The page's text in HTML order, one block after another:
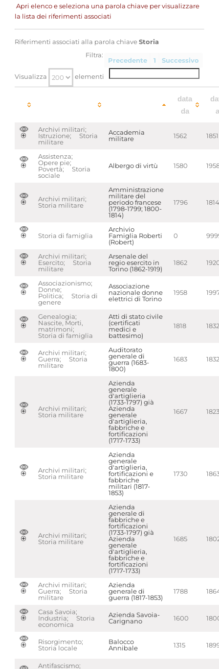
Apri elenco e seleziona una parola chiave per visualizzare
la lista dei riferimenti associati
Riferimenti associati alla parola chiave Storia
Precedente 1 Successivo
Visualizza elementi
Filtra:
data
da
a
Archivi militari;
Istruzione; Storia
militare
Accademia
militare
1562 1851
Assistenza;
Opere pie;
Povertà; Storia
sociale
Albergo di virtù 1580
Archivi militari;
Storia militare
Amministrazione
militare del
periodo francese
(1798-1799; 1800-
1814)
1796 1814
Storia di famiglia
Archivio
Famiglia Roberti
(Robert)
0
Archivi militari;
Esercito; Storia
militare
Arsenale del
regio esercito in
Torino (1862-1919)
1862
Associazionismo;
Donne;
Politica; Storia di
genere
Associazione
nazionale donne
elettrici di Torino
1958
Genealogia;
Nascite, Morti,
matrimoni;
Storia di famiglia
Atti di stato civile
(certificati
medici e
battesimo)
1818 1832
Archivi militari;
Guerra; Storia
militare
Auditorato
generale di
guerra (1683-
1800)
1683 1832
Archivi militari;
Storia militare
Azienda
generale
d'artiglieria
(1733-1797) già
Azienda
generale
d'artiglieria,
fabbriche e
fortificazioni
(1717-1733)
1667 1823
Archivi militari;
Storia militare
Azienda
generale
d'artiglieria,
fortificazioni e
fabbriche
militari (1817-
1853)
1730
Archivi militari;
Storia militare
Azienda
generale di
fabbriche e
fortificazioni
(1733-1797) già
Azienda
generale
d'artiglieria,
fabbriche e
fortificazioni
(1717-1733)
1685
Archivi militari;
Guerra; Storia
militare
Azienda
generale di
guerra (1817-1853)
1788
Casa Savoia;
Industria; Storia
economica
Azienda Savoia-
Carignano
1600
Risorgimento;
Storia locale
Balocco
Annibale
1315
Antifascismo;